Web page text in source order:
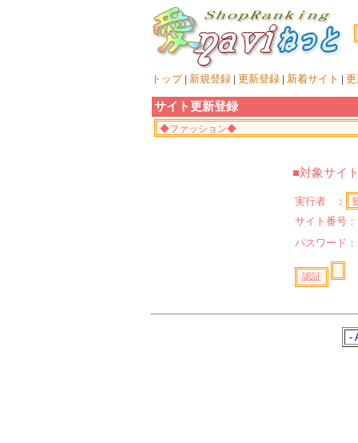
トップ| 新規登録 | 更新登録 | 新着サイト |
サイト更新登録
■対象サイ
実行者 ：
サイト番号：
パスワード
-